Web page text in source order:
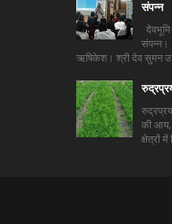
संपन्न
संपन्न।
ऋषिकेश। श्री देव सुमन
की आय,
क्षेत्रों